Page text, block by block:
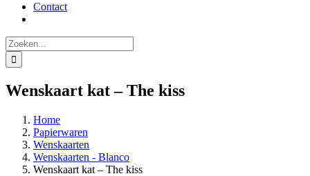
Contact
Zoeken
naar:
Wenskaart kat – The kiss
Home
Papierwaren
Wenskaarten
Wenskaarten - Blanco
Wenskaart kat – The kiss